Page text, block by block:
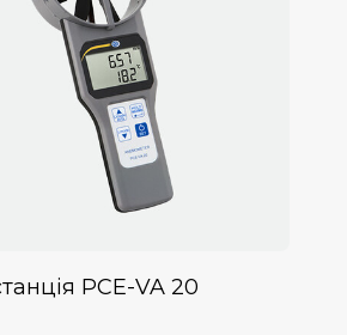
PCE-VA 20